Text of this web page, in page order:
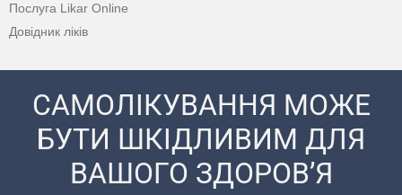
Послуга Likar Online
Довідник ліків
САМОЛІКУВАННЯ МОЖЕ
БУТИ ШКІДЛИВИМ ДЛЯ
ВАШОГО ЗДОРОВ’Я